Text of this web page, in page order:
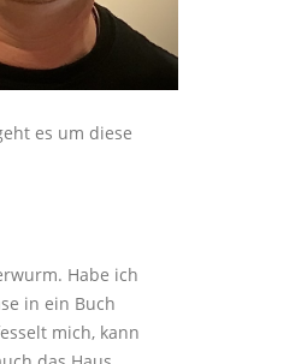
es um diese
Habe ich
in ein Buch
mich, kann